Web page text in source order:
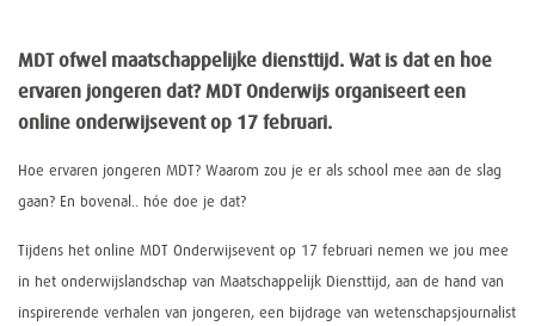
MDT ofwel maatschappelijke diensttijd. Wat is dat en hoe
ervaren jongeren dat? MDT Onderwijs organiseert een
online onderwijsevent op 17 februari.
Hoe ervaren jongeren MDT? Waarom zou je er als school mee aan de slag
gaan? En bovenal.. hóe doe je dat?
Tijdens het online MDT Onderwijsevent op 17 februari nemen we jou mee
in het onderwijslandschap van Maatschappelijk Diensttijd, aan de hand van
inspirerende verhalen van jongeren, een bijdrage van wetenschapsjournalist